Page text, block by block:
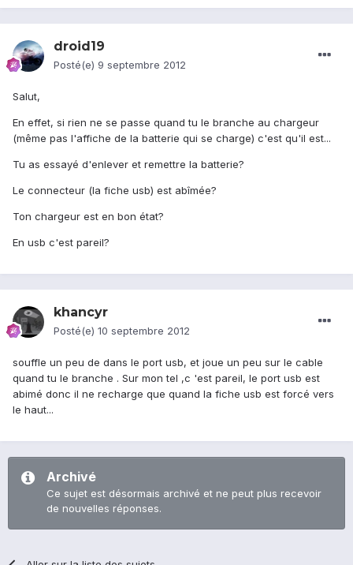
droid19
Posté(e) 9 septembre 2012
Salut,
En effet, si rien ne se passe quand tu le branche au chargeur
(même pas l'affiche de la batterie qui se charge) c'est qu'il est...
Tu as essayé d'enlever et remettre la batterie?
Le connecteur (la fiche usb) est abîmée?
Ton chargeur est en bon état?
En usb c'est pareil?
khancyr
Posté(e) 10 septembre 2012
souffle un peu de dans le port usb, et joue un peu sur le cable
quand tu le branche . Sur mon tel ,c 'est pareil, le port usb est
abimé donc il ne recharge que quand la fiche usb est forcé vers
le haut...
Archivé
Ce sujet est désormais archivé et ne peut plus recevoir
de nouvelles réponses.